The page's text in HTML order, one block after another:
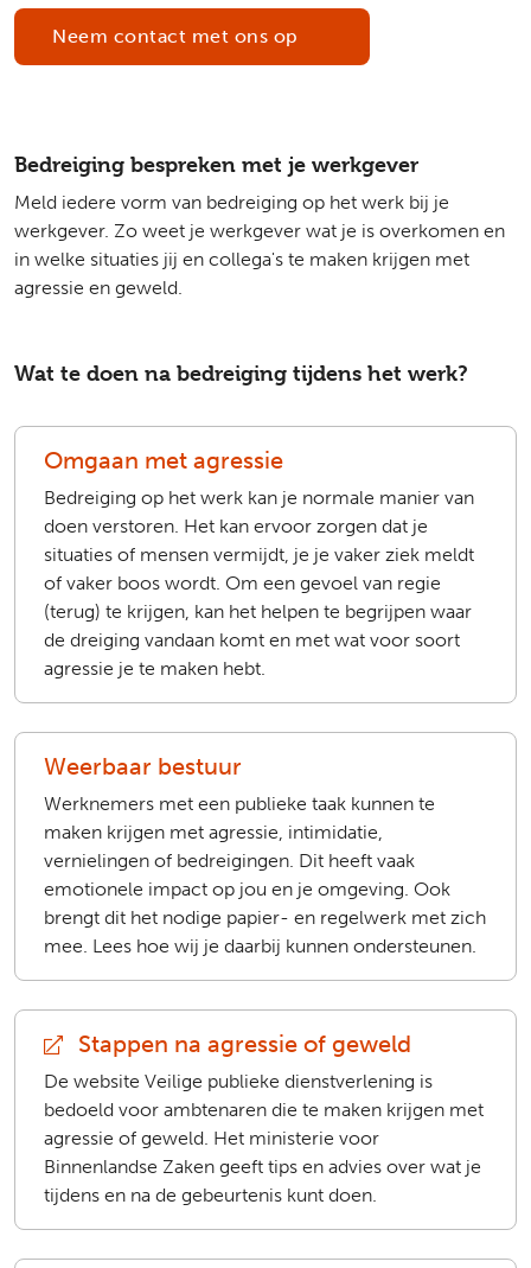
Neem contact met ons op
Bedreiging bespreken met je werkgever
Meld iedere vorm van bedreiging op het werk bij je
werkgever. Zo weet je werkgever wat je is overkomen en
in welke situaties jij en collega's te maken krijgen met
agressie en geweld.
Wat te doen na bedreiging tijdens het werk?
Omgaan met agressie
Bedreiging op het werk kan je normale manier van
doen verstoren. Het kan ervoor zorgen dat je
situaties of mensen vermijdt, je je vaker ziek meldt
of vaker boos wordt. Om een gevoel van regie
(terug) te krijgen, kan het helpen te begrijpen waar
de dreiging vandaan komt en met wat voor soort
agressie je te maken hebt.
Weerbaar bestuur
Werknemers met een publieke taak kunnen te
maken krijgen met agressie, intimidatie,
vernielingen of bedreigingen. Dit heeft vaak
emotionele impact op jou en je omgeving. Ook
brengt dit het nodige papier- en regelwerk met zich
mee. Lees hoe wij je daarbij kunnen ondersteunen.
Stappen na agressie of geweld
De website Veilige publieke dienstverlening is
bedoeld voor ambtenaren die te maken krijgen met
agressie of geweld. Het ministerie voor
Binnenlandse Zaken geeft tips en advies over wat je
tijdens en na de gebeurtenis kunt doen.